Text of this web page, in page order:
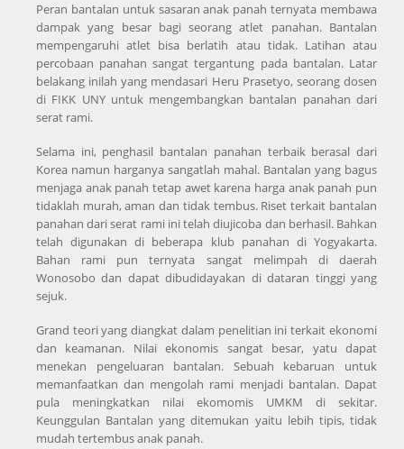
Peran bantalan untuk sasaran anak panah ternyata membawa
dampak yang besar bagi seorang atlet panahan. Bantalan
mempengaruhi atlet bisa berlatih atau tidak. Latihan atau
percobaan panahan sangat tergantung pada bantalan. Latar
belakang inilah yang mendasari Heru Prasetyo, seorang dosen
di FIKK UNY untuk mengembangkan bantalan panahan dari
serat rami.
Selama ini, penghasil bantalan panahan terbaik berasal dari
Korea namun harganya sangatlah mahal. Bantalan yang bagus
menjaga anak panah tetap awet karena harga anak panah pun
tidaklah murah, aman dan tidak tembus. Riset terkait bantalan
panahan dari serat rami ini telah diujicoba dan berhasil. Bahkan
telah digunakan di beberapa klub panahan di Yogyakarta.
Bahan rami pun ternyata sangat melimpah di daerah
Wonosobo dan dapat dibudidayakan di dataran tinggi yang
sejuk.
Grand teori yang diangkat dalam penelitian ini terkait ekonomi
dan keamanan. Nilai ekonomis sangat besar, yatu dapat
menekan pengeluaran bantalan. Sebuah kebaruan untuk
memanfaatkan dan mengolah rami menjadi bantalan. Dapat
pula meningkatkan nilai ekomomis UMKM di sekitar.
Keunggulan Bantalan yang ditemukan yaitu lebih tipis, tidak
mudah tertembus anak panah.